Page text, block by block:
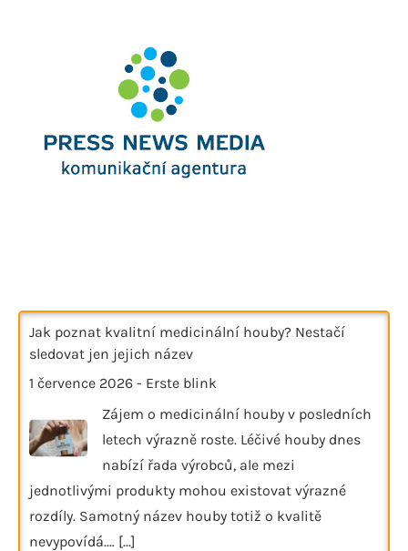
Jak poznat kvalitní medicinální houby? Nestačí
sledovat jen jejich název
1 července 2026 - Erste blink
Zájem o medicinální houby v posledních
letech výrazně roste. Léčivé houby dnes
nabízí řada výrobců, ale mezi
jednotlivými produkty mohou existovat výrazné
rozdíly. Samotný název houby totiž o kvalitě
nevypovídá.… [...]